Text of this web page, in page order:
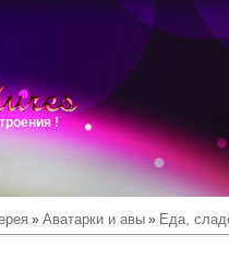
!
» Аватарки и авы» Еда,